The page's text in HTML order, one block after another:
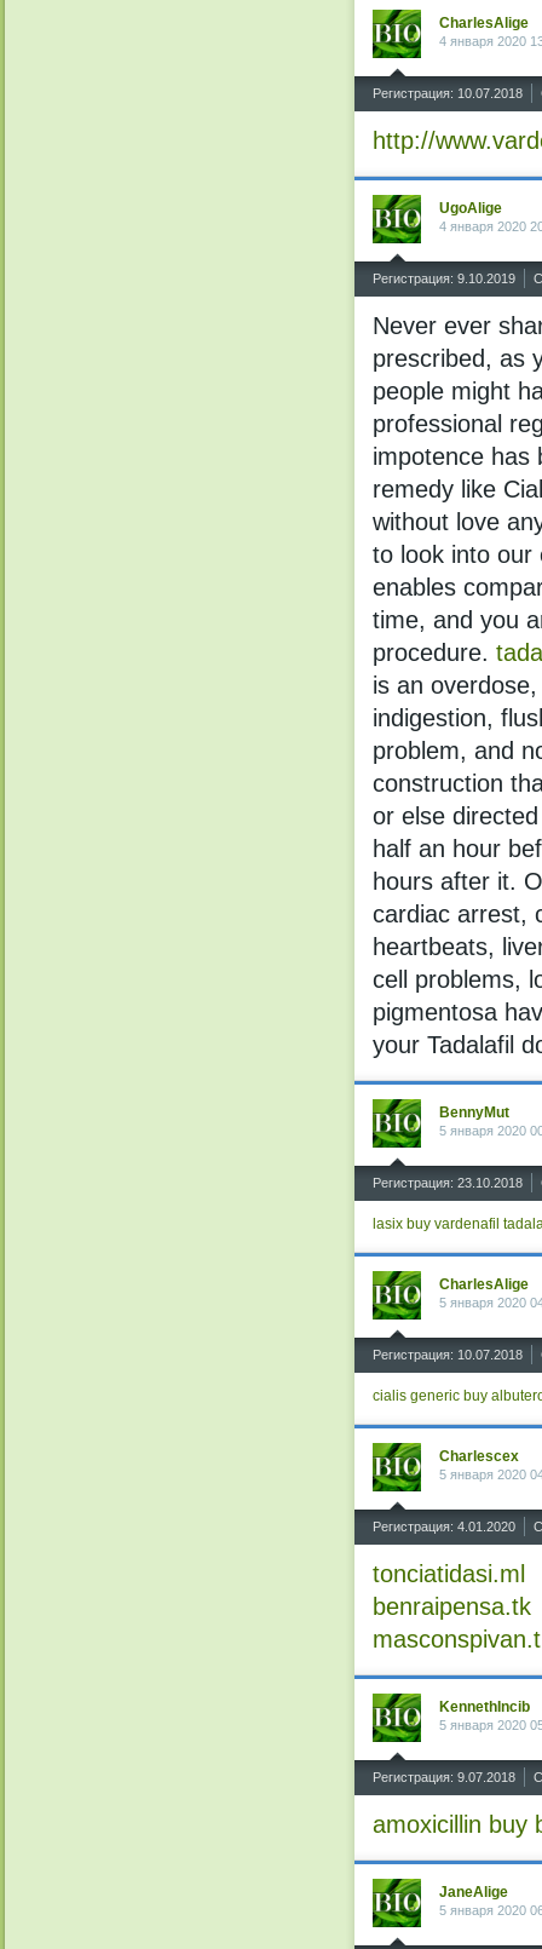
CharlesAlige
4 января 2020
Регистрация: 10.07.2018
http://
UgoAlige
4 января 2020
Регистрация: 9.10.2019
Never ever
prescribed, as
people might
professional
impotence has
remedy like
without love
to look into our
enables
time, and you
procedure.
is an
indigestion,
problem, and
construction
or else
half an hour
hours after it.
cardiac arrest,
heartbeats,
cell problems,
pigmentosa
your Tadalafil
BennyMut
5 января 2020
Регистрация: 23.10.2018
lasix buy vardenafil
CharlesAlige
5 января 2020
Регистрация: 10.07.2018
cialis generic buy
Charlescex
5 января 2020
Регистрация: 4.01.2020
tonciatidasi.ml
benraipensa.tk
KennethIncib
5 января 2020
Регистрация: 9.07.2018
amoxicillin buy
JaneAlige
5 января 2020